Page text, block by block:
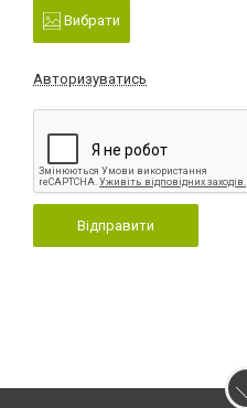
Вибрати
Авторизуватись
Відправити